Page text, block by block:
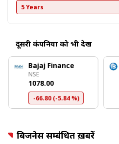
5 Years
दूसरी कंपनियों को भी देखें
Bajaj Finance
NSE
₹1078.00
-66.80 (-5.84 %)
बिजनेस सम्बंधित ख़बरें